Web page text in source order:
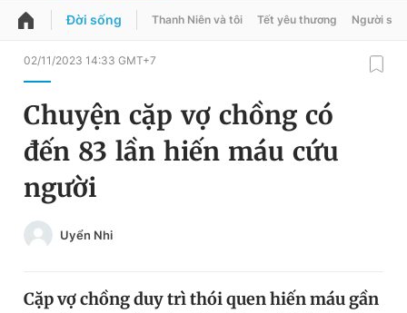
QUẢNG CÁO ĐẶT BÁO
Chuyên mục
Chuyên mục khác
Chào ngày mới
Tin thị trường
Đổi mật khẩu
Tin đã lưu
Tin đã xem
Đời sống Thanh Niên và tôi Tết yêu thương Người
02/11/2023 14:33 GMT+7
Chuyện cặp vợ chồng có
đến 83 lần hiến máu cứu
người
Uyển Nhi
Cặp vợ chồng duy trì thói quen hiến máu gần